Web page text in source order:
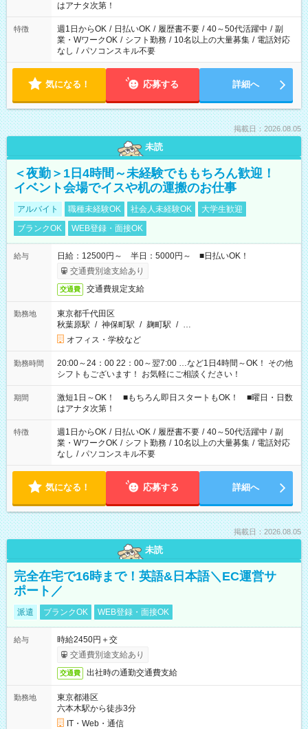
はアナタ次第！
特徴 週1日からOK / 日払いOK / 履歴書不要 / 40～50代活躍中 / 副
業・WワークOK / シフト勤務 / 10名以上の大量募集 / 電話対応
なし / パソコンスキル不要
気になる！ 応募する 詳細へ
掲載日：2026.08.05
未読
＜夜勤＞1日4時間～未経験でももちろん歓迎！
イベント会場でイスや机の運搬のお仕事
アルバイト 職種未経験OK 社会人未経験OK
大学生歓迎
ブランクOK
WEB登録・面接OK
給与
日給：12500円～ 半日：5000円～ ■日払いOK！
交通費別途支給あり
交通費 交通費規定支給
勤務地
東京都千代田区
秋葉原駅 / 神保町駅 / 麹町駅 / …
オフィス・学校など
勤務時間
20:00～24：00 22：00～翌7:00 …など1日4時間～OK！ その他
シフトもございます！ お気軽にご相談ください！
期間
激短1日～OK！ ■もちろん即日スタートもOK！ ■曜日・日数
はアナタ次第！
特徴 週1日からOK / 日払いOK / 履歴書不要 / 40～50代活躍中 / 副
業・WワークOK / シフト勤務 / 10名以上の大量募集 / 電話対応
なし / パソコンスキル不要
気になる！ 応募する 詳細へ
掲載日：2026.08.05
未読
完全在宅で16時まで！英語&日本語＼EC運営サ
ポート／
派遣 ブランクOK WEB登録・面接OK
給与
時給2450円＋交
交通費別途支給あり
交通費 出社時の通勤交通費支給
勤務地
東京都港区
六本木駅から徒歩3分
IT・Web・通信